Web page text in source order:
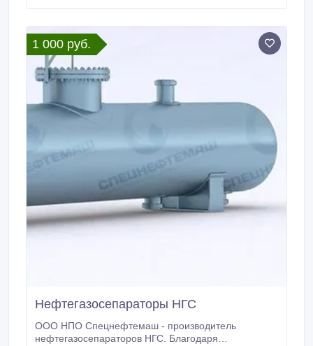
машиностроительной, химической, газовой,
агропромышленной отраслей.
1 000 руб.
Нефтегазосепараторы НГС
ООО НПО Спецнефтемаш - производитель
нефтегазосепараторов НГС. Благодаря